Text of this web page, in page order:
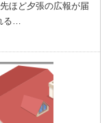
ほど夕張の広報が届
る…